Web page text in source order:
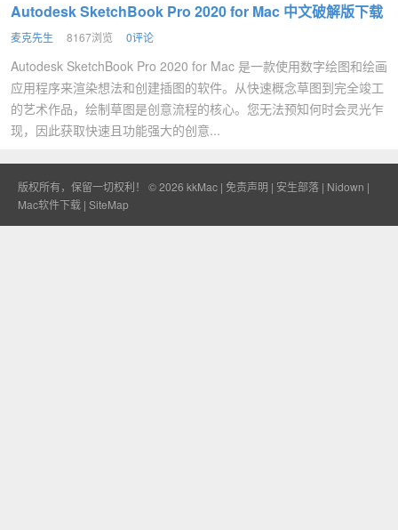
Autodesk SketchBook Pro 2020 for Mac 中文破解版下载
麦克先生 8167浏览 0评论
Autodesk SketchBook Pro 2020 for Mac 是一款使用数字绘图和绘画
应用程序来渲染想法和创建插图的软件。从快速概念草图到完全竣工
的艺术作品，绘制草图是创意流程的核心。您无法预知何时会灵光乍
现，因此获取快速且功能强大的创意...
版权所有，保留一切权利！ © 2026 kkMac | 免责声明 | 安生部落 | Nidown |
Mac软件下载 | SiteMap